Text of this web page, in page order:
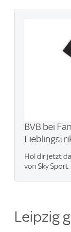
BVB bei
Hol dir jetzt
von Sky Sport.
Leipzig